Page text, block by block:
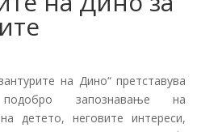
на Дино“ претставува
запознавање на
детето, неговите интереси,